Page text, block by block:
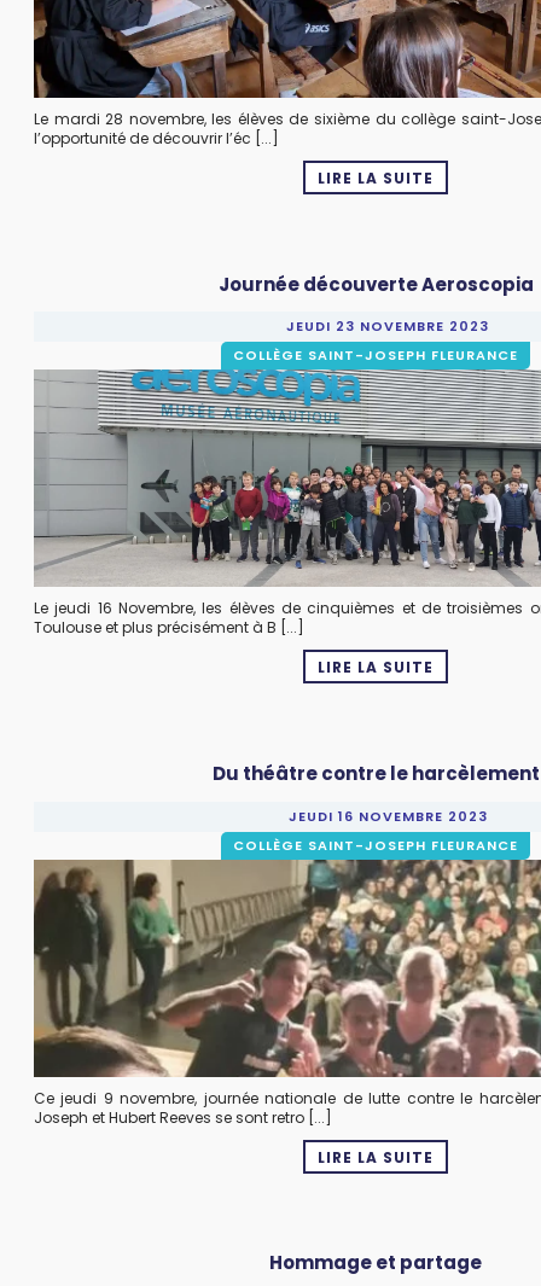
Le mardi 28 novembre, les élèves de sixième du collège saint-
l’opportunité de découvrir l’éc [...]
LIRE LA SUITE
Journée découverte Aeroscopia
JEUDI 23 NOVEMBRE 2023
COLLÈGE SAINT-JOSEPH FLEURANCE
Le jeudi 16 Novembre, les élèves de cinquièmes et de troisièmes
Toulouse et plus précisément à B [...]
LIRE LA SUITE
Du théâtre contre le harcèlement
JEUDI 16 NOVEMBRE 2023
COLLÈGE SAINT-JOSEPH FLEURANCE
Ce jeudi 9 novembre, journée nationale de lutte contre le
Joseph et Hubert Reeves se sont retro [...]
LIRE LA SUITE
Hommage et partage